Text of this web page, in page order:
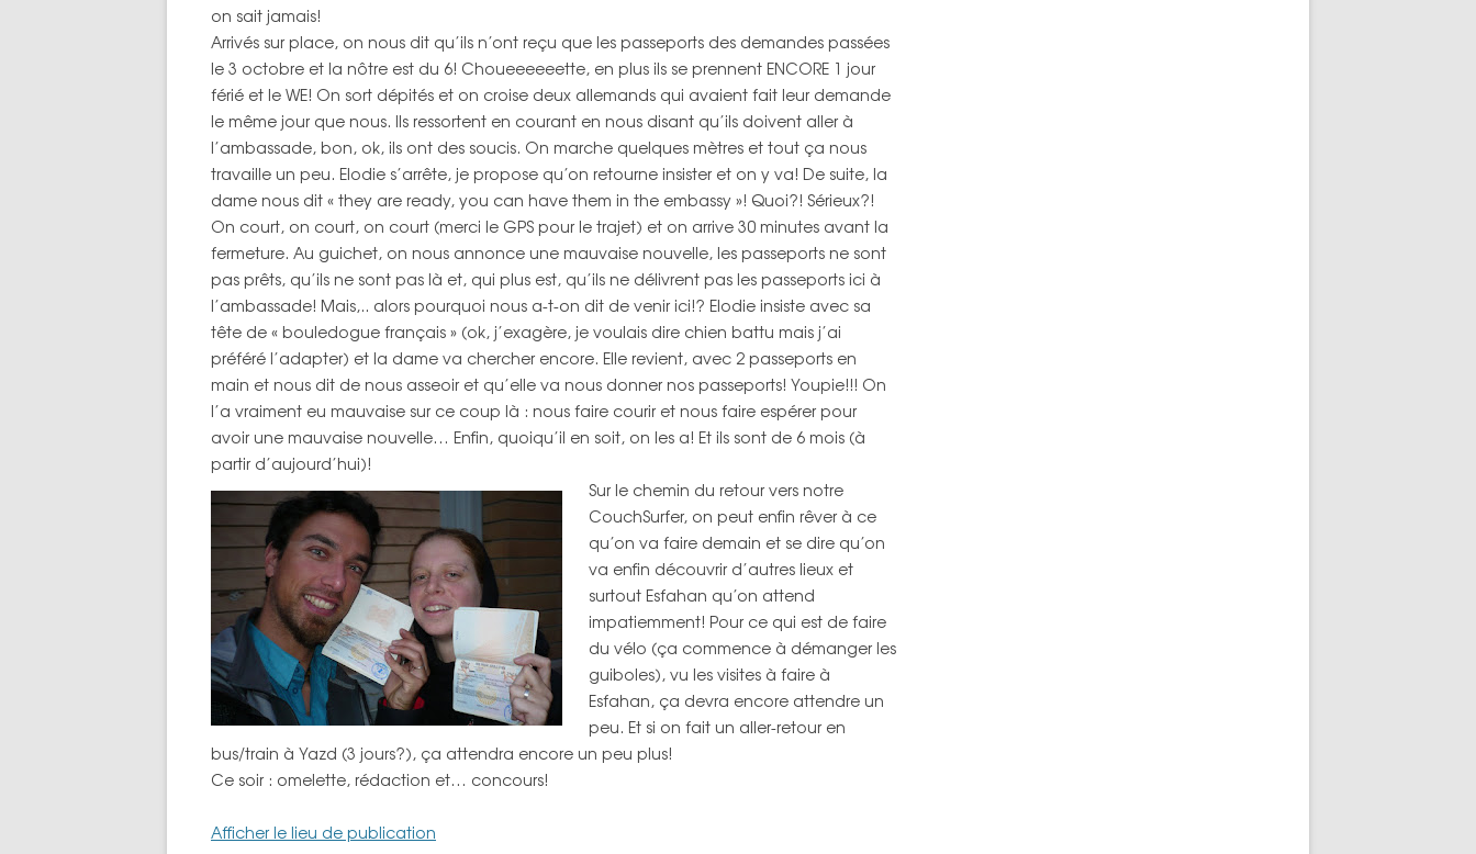
on sait jamais!
Arrivés sur place, on nous dit qu’ils n’ont reçu que les passeports des demandes passées
le 3 octobre et la nôtre est du 6! Choueeeeeette, en plus ils se prennent ENCORE 1 jour
férié et le WE! On sort dépités et on croise deux allemands qui avaient fait leur demande
le même jour que nous. Ils ressortent en courant en nous disant qu’ils doivent aller à
l’ambassade, bon, ok, ils ont des soucis. On marche quelques mètres et tout ça nous
travaille un peu. Elodie s’arrête, je propose qu’on retourne insister et on y va! De suite, la
dame nous dit « they are ready, you can have them in the embassy »! Quoi?! Sérieux?!
On court, on court, on court (merci le GPS pour le trajet) et on arrive 30 minutes avant la
fermeture. Au guichet, on nous annonce une mauvaise nouvelle, les passeports ne sont
pas prêts, qu’ils ne sont pas là et, qui plus est, qu’ils ne délivrent pas les passeports ici à
l’ambassade! Mais,.. alors pourquoi nous a-t-on dit de venir ici!? Elodie insiste avec sa
tête de « bouledogue français » (ok, j’exagère, je voulais dire chien battu mais j’ai
préféré l’adapter) et la dame va chercher encore. Elle revient, avec 2 passeports en
main et nous dit de nous asseoir et qu’elle va nous donner nos passeports! Youpie!!! On
l’a vraiment eu mauvaise sur ce coup là : nous faire courir et nous faire espérer pour
avoir une mauvaise nouvelle… Enfin, quoiqu’il en soit, on les a! Et ils sont de 6 mois (à
partir d’aujourd’hui)!
Sur le chemin du retour vers notre
CouchSurfer, on peut enfin rêver à ce
qu’on va faire demain et se dire qu’on
va enfin découvrir d’autres lieux et
surtout Esfahan qu’on attend
impatiemment! Pour ce qui est de faire
du vélo (ça commence à démanger les
guiboles), vu les visites à faire à
Esfahan, ça devra encore attendre un
peu. Et si on fait un aller-retour en
bus/train à Yazd (3 jours?), ça attendra encore un peu plus!
Ce soir : omelette, rédaction et… concours!
Afficher le lieu de publication